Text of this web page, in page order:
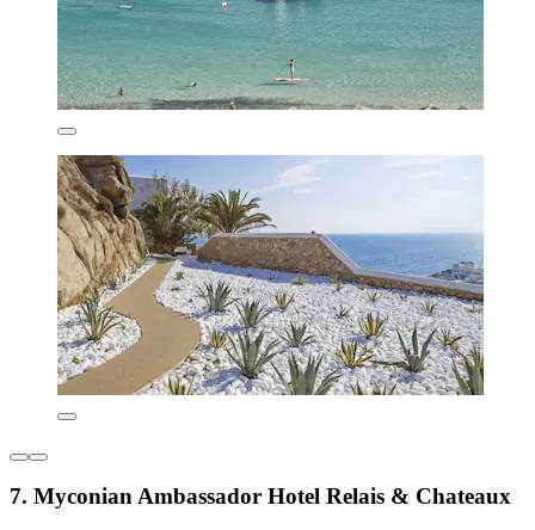
7. Myconian Ambassador Hotel Relais & Chateaux